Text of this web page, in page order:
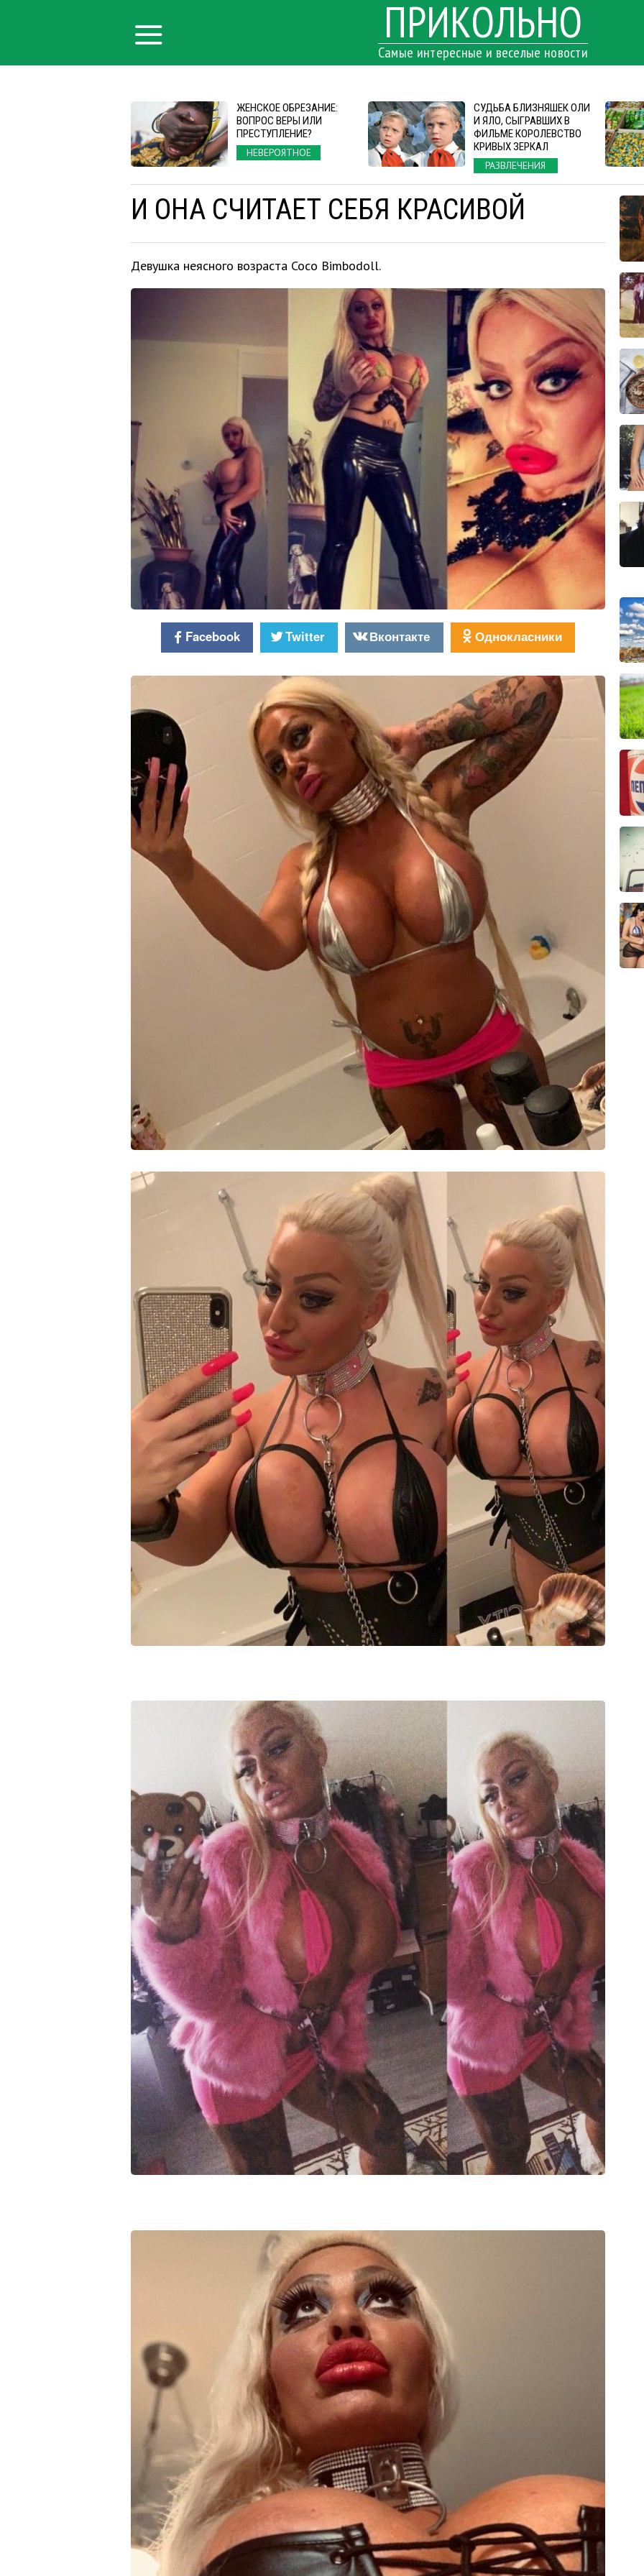
ПРИКОЛЬНО
Самые интересные и веселые новости
ЖЕНСКОЕ ОБРЕЗАНИЕ:
ВОПРОС ВЕРЫ ИЛИ
ПРЕСТУПЛЕНИЕ?
НЕВЕРОЯТНОЕ
СУДЬБА БЛИЗНЯШЕК ОЛИ
И ЯЛО, СЫГРАВШИХ В
ФИЛЬМЕ КОРОЛЕВСТВО
КРИВЫХ ЗЕРКАЛ
РАЗВЛЕЧЕНИЯ
И ОНА СЧИТАЕТ СЕБЯ КРАСИВОЙ
Девушка неясного возраста Coco Bimbodoll.
Facebook Twitter Вконтакте Однокласники